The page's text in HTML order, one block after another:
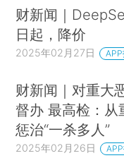
财新闻｜
日起，降价
2025年02月27日
财新闻｜对重大
督办 最高检：从
惩治“一杀多人”
2025年02月26日